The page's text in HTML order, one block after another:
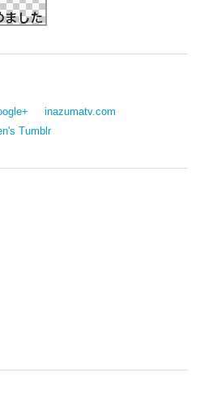
inazumatv.com
Tumblr